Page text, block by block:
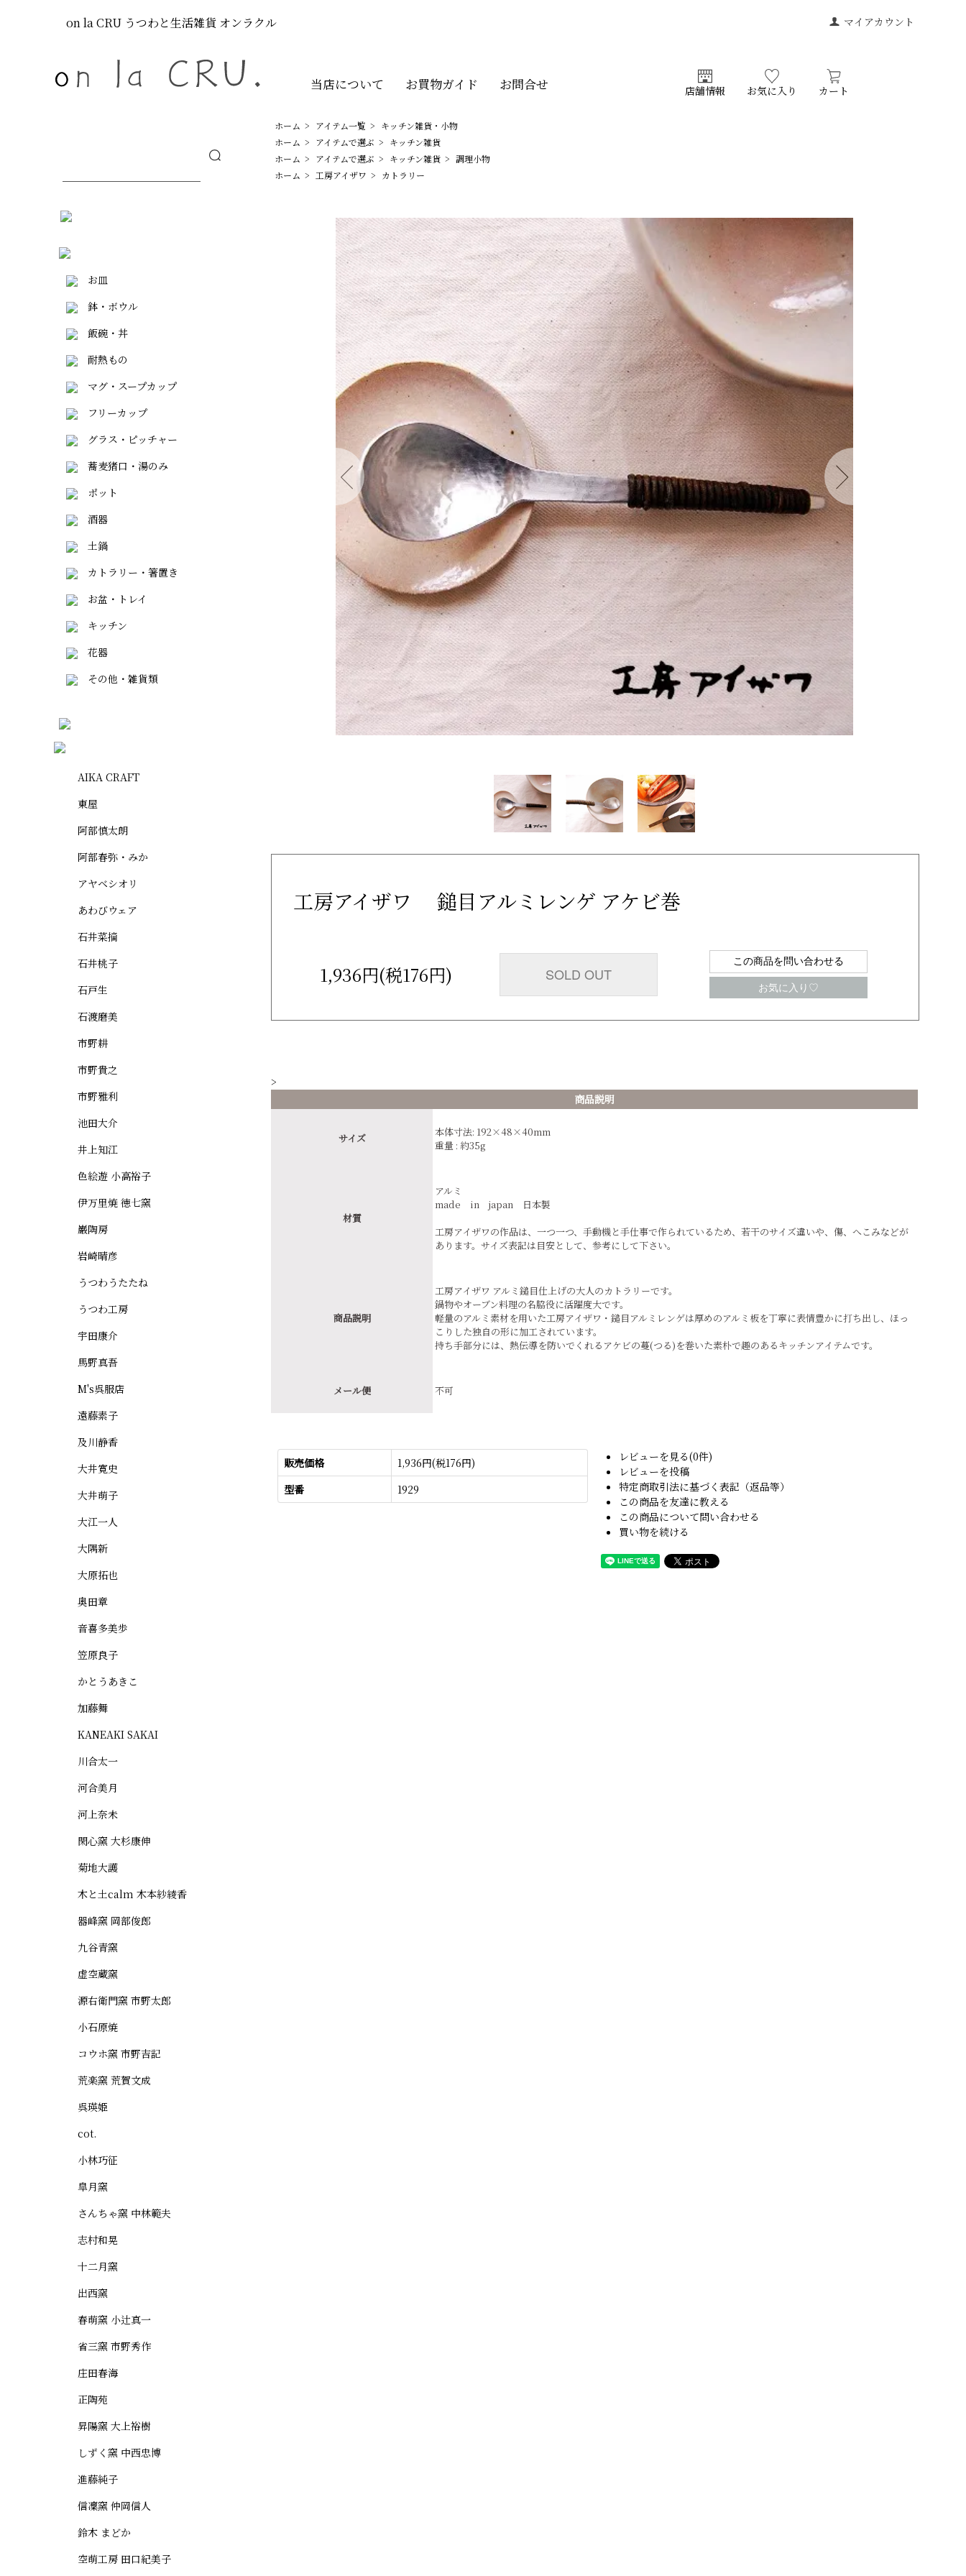
マイアカウント
on la CRU うつわと生活雑貨 オンラクル
当店について お買物ガイド お問合せ 店舗情報 お気に入り カート
ホーム > アイテム一覧 > キッチン雑貨・小物
ホーム > アイテムで選ぶ > キッチン雑貨
ホーム > アイテムで選ぶ > キッチン雑貨 > 調理小物
ホーム > 工房アイザワ > カトラリー
工房アイザワ 鎚目アルミレンゲ アケビ巻
1,936円(税176円) SOLD OUT
この商品を問い合わせる
お気に入り♡
>
商品説明
サイズ
本体寸法: 192×48×40mm
重量 : 約35g
材質
アルミ
made in japan 日本製
工房アイザワの作品は、一つ一つ、手動機と手仕事で作られているため、若干のサイズ違いや、傷、へこみなどが
あります。サイズ表記は目安として、参考にして下さい。
商品説明
工房アイザワ アルミ鎚目仕上げの大人のカトラリーです。
鍋物やオーブン料理の名脇役に活躍度大です。
軽量のアルミ素材を用いた工房アイザワ・鎚目アルミレンゲは厚めのアルミ板を丁寧に表情豊かに打ち出し、ほっ
こりした独自の形に加工されています。
持ち手部分には、熱伝導を防いでくれるアケビの蔓(つる)を巻いた素朴で趣のあるキッチンアイテムです。
メール便 不可
販売価格
1,936円(税176円)
型番
1929
レビューを見る(0件)
レビューを投稿
特定商取引法に基づく表記（返品等）
この商品を友達に教える
この商品について問い合わせる
買い物を続ける
お皿
鉢・ボウル
飯碗・丼
耐熱もの
マグ・スープカップ
フリーカップ
グラス・ピッチャー
蕎麦猪口・湯のみ
ポット
酒器
土鍋
カトラリー・箸置き
お盆・トレイ
キッチン
花器
その他・雑貨類
AIKA CRAFT
東屋
阿部慎太朗
阿部春弥・みか
アヤベシオリ
あわびウェア
石井菜摘
石井桃子
石戸生
石渡磨美
市野耕
市野貴之
市野雅利
池田大介
井上知江
色絵遊 小高裕子
伊万里焼 徳七窯
巌陶房
岩崎晴彦
うつわうたたね
うつわ工房
宇田康介
馬野真吾
M's呉服店
遠藤素子
及川静香
大井寛史
大井萌子
大江一人
大隅新
大原拓也
奥田章
音喜多美歩
笠原良子
かとうあきこ
加藤舞
KANEAKI SAKAI
川合太一
河合美月
河上奈未
閑心窯 大杉康伸
菊地大護
木と土calm 木本紗綾香
器峰窯 岡部俊郎
九谷青窯
虚空蔵窯
源右衛門窯 市野太郎
小石原焼
コウホ窯 市野吉記
荒楽窯 荒賀文成
呉瑛姫
cot.
小林巧征
皐月窯
さんちゃ窯 中林範夫
志村和晃
十二月窯
出西窯
春萌窯 小辻真一
省三窯 市野秀作
庄田春海
正陶苑
昇陽窯 大上裕樹
しずく窯 中西忠博
進藤純子
信凜窯 仲岡信人
鈴木 まどか
空萌工房 田口紀美子